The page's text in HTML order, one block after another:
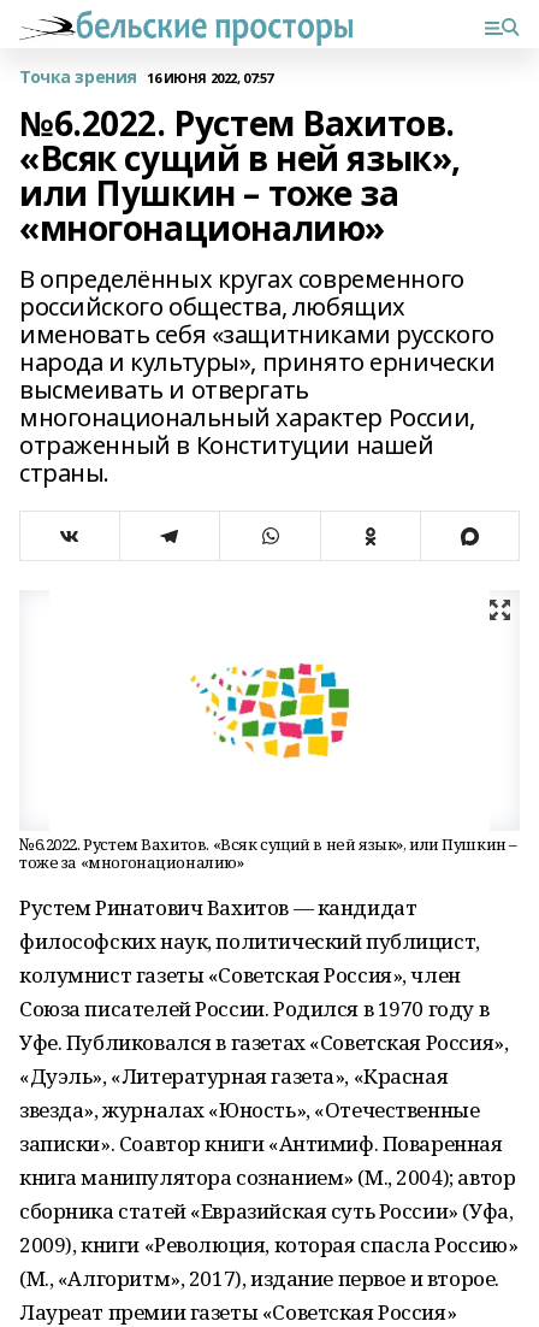
Точка зрения 16 ИЮНЯ 2022, 07:57
№6.2022. Рустем Вахитов.
«Всяк сущий в ней язык»,
или Пушкин – тоже за
«многонационалию»
В определённых кругах современного
российского общества, любящих
именовать себя «защитниками русского
народа и культуры», принято ернически
высмеивать и отвергать
многонациональный характер России,
отраженный в Конституции нашей
страны.
№6.2022. Рустем Вахитов. «Всяк сущий в ней язык», или Пушкин –
тоже за «многонационалию»
Рустем Ринатович Вахитов — кандидат
философских наук, политический публицист,
колумнист газеты «Советская Россия», член
Союза писателей России. Родился в 1970 году в
Уфе. Публиковался в газетах «Советская Россия»,
«Дуэль», «Литературная газета», «Красная
звезда», журналах «Юность», «Отечественные
записки». Соавтор книги «Антимиф. Поваренная
книга манипулятора сознанием» (М., 2004); автор
сборника статей «Евразийская суть России» (Уфа,
2009), книги «Революция, которая спасла Россию»
(М., «Алгоритм», 2017), издание первое и второе.
Лауреат премии газеты «Советская Россия»